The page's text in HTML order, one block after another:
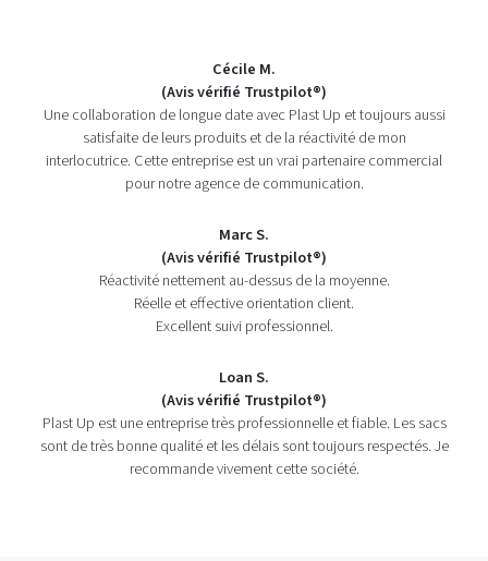
Cécile M.
(Avis vérifié Trustpilot®)
Une collaboration de longue date avec Plast Up et toujours aussi
satisfaite de leurs produits et de la réactivité de mon
interlocutrice. Cette entreprise est un vrai partenaire commercial
pour notre agence de communication.
Marc S.
(Avis vérifié Trustpilot®)
Réactivité nettement au-dessus de la moyenne.
Réelle et effective orientation client.
Excellent suivi professionnel.
Loan S.
(Avis vérifié Trustpilot®)
Plast Up est une entreprise très professionnelle et fiable. Les sacs
sont de très bonne qualité et les délais sont toujours respectés. Je
recommande vivement cette société.